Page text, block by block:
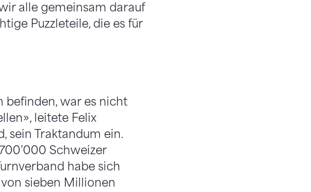
alle gemeinsam darauf
Puzzleteile, die es für
befinden, war es nicht
leitete Felix
sein Traktandum ein.
Schweizer
habe sich
sieben Millionen